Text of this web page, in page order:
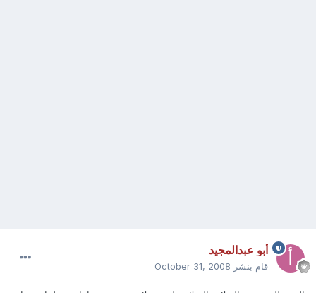
أبو عبدالمجيد
قام بنشر October 31, 2008